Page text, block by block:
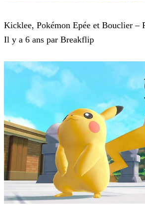
Kicklee, Pokémon Epée et Bouclier –
Il y a 6 ans par Breakflip